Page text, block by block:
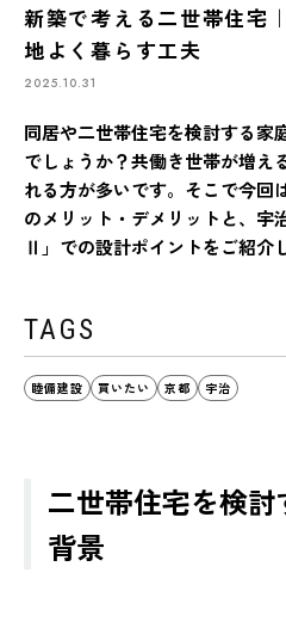
新築で考える二世帯住宅
地よく暮らす工夫
2025.10.31
同居や二世帯住宅を検討する家
でしょうか？共働き世帯が増え
れる方が多いです。そこで今回
のメリット・デメリットと、宇
Ⅱ」での設計ポイントをご紹介
TAGS
睦備建設 買いたい 京都 宇治
二世帯住宅を検
背景